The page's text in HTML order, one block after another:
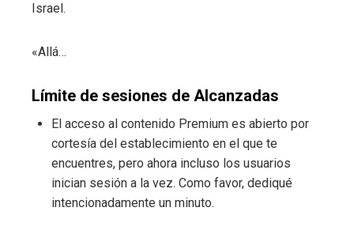
Israel.
«Allá…
Límite de sesiones de Alcanzadas
El acceso al contenido Premium es abierto por
cortesía del establecimiento en el que te
encuentres, pero ahora incluso los usuarios
inician sesión a la vez. Como favor, dediqué
intencionadamente un minuto.